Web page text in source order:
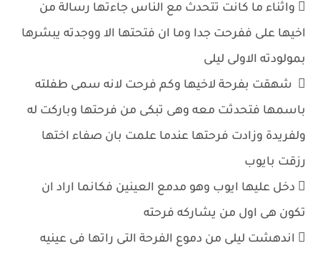
 واثناء ما كانت تتحدث مع الناس جاءتها رسالة من
اخيها على ففرحت جدا وما ان فتحتها الا ووجدته يبشرها
بمولودته الاولى ليلى
 شهقت بفرحة لاخيها وكم فرحت لانه سمى طفلته
باسمها فتحدثت معه وهى تبكى من فرحتها وباركت له
ولفريدة وزادت فرحتها عندما علمت بان صفاء اختها
رزقت بايوب
 دخل عليها ايوب وهو مدمع العينين فكانما اراد ان
تكون هى اول من يشاركه فرحته
 اندهشت ليلى من دموع الفرحة التى راتها فى عينيه